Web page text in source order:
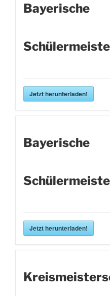
Bayerische
Jetzt herunterladen!
Bayerische
Jetzt herunterladen!